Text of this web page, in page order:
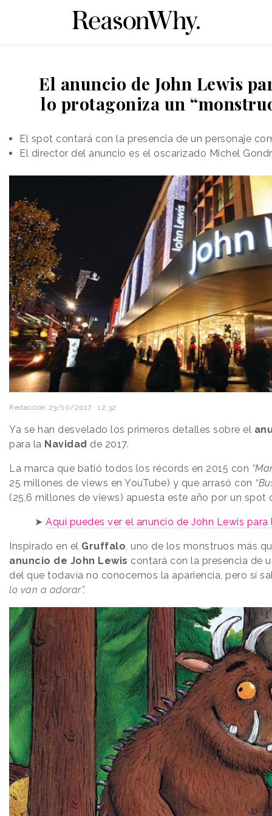
El anuncio de John Lewis
lo protagoniza un
El spot contará con la presencia de un personaje
El director del anuncio es el oscarizado Michel
Redacción 23/10/2017 · 12:32
Ya se han desvelado los primeros detalles sobre el
para la Navidad de 2017.
La marca que batió todos los récords en 2015 con
25 millones de views en YouTube) y que arrasó con
(25,6 millones de views) apuesta este año por un spot
➤Aquí puedes ver el anuncio de John Lewis
Inspirado en el Gruffalo , uno de los monstruos más
anuncio de John Lewis contará con la presencia de
del que todavía no conocemos la apariencia, pero sí
lo van a adorar”.